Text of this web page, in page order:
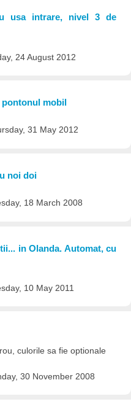
usa intrare, nivel 3 de
24 August 2012
pontonul mobil
31 May 2012
noi doi
18 March 2008
in Olanda. Automat, cu
10 May 2011
culorile sa fie optionale
30 November 2008